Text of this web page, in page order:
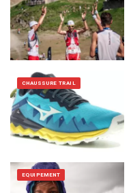
CHAUSSURE TRAIL
EQUIPEMENT